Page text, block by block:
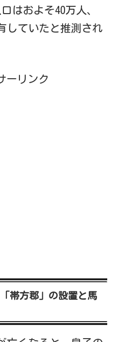
はおよそ40万人、
していたと推測され
ーリンク
帯方郡」の設置と馬